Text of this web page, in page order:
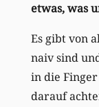
etwas, was
Es gibt von
naiv sind
in die
darauf